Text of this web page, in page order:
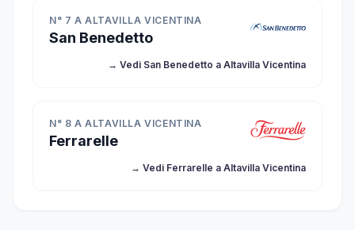
N° 7 A ALTAVILLA VICENTINA
San Benedetto
→ Vedi San Benedetto a Altavilla Vicentina
N° 8 A ALTAVILLA VICENTINA
Ferrarelle
→ Vedi Ferrarelle a Altavilla Vicentina